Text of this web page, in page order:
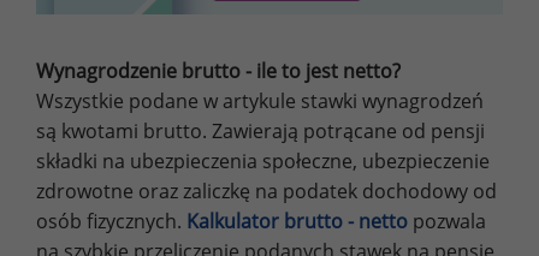
Wynagrodzenie brutto - ile to jest netto?
Wszystkie podane w artykule stawki wynagrodzeń
są kwotami brutto. Zawierają potrącane od pensji
składki na ubezpieczenia społeczne, ubezpieczenie
zdrowotne oraz zaliczkę na podatek dochodowy od
osób fizycznych. Kalkulator brutto - netto pozwala
na szybkie przeliczenie podanych stawek na pensję,